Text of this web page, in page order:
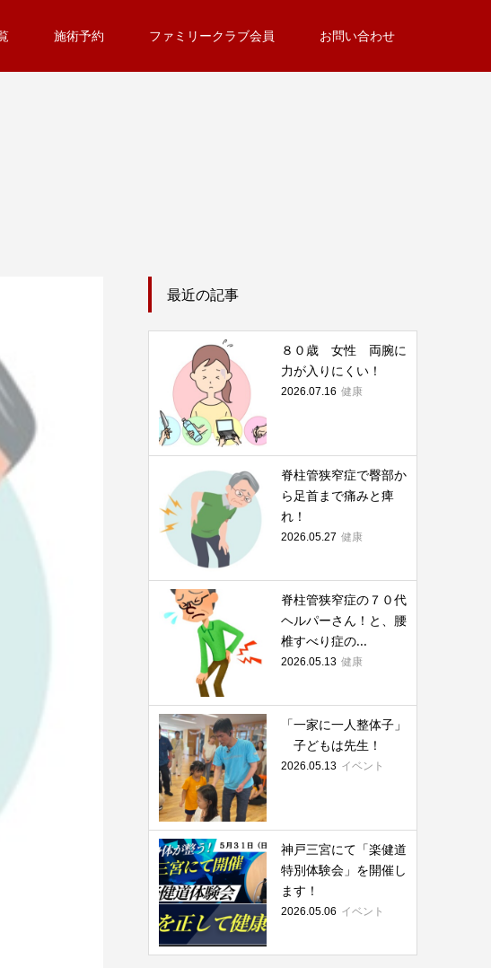
施術予約 ファミリークラブ会員 お問い合わせ
最近の記事
８０歳 女性 両腕に
力が入りにくい！
2026.07.16 健康
脊柱管狭窄症で臀部か
ら足首まで痛みと痺
れ！
2026.05.27 健康
脊柱管狭窄症の７０代
ヘルパーさん！と、腰
椎すべり症の...
2026.05.13 健康
「一家に一人整体子」
子どもは先生！
2026.05.13 イベント
神戸三宮にて「楽健道
特別体験会」を開催し
ます！
2026.05.06 イベント